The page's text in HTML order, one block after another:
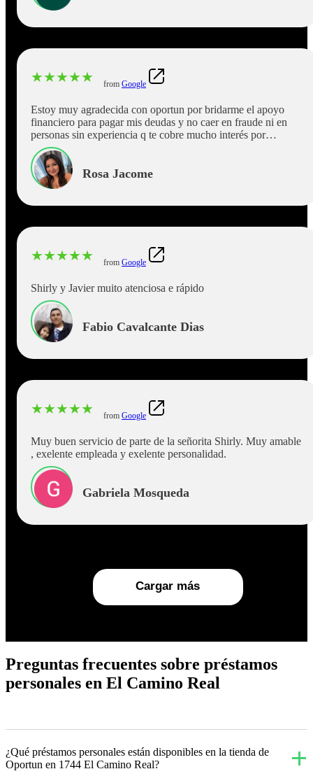
★★★★★ from Google
Estoy muy agradecida con oportun por bridarme el apoyo
financiero para pagar mis deudas y no caer en fraude ni en
personas sin experiencia q te cobre mucho interés por
aprovecharse de tu necesidad ,estoy feliz por la amabilidad de
Rosa Jacome
★★★★★ from Google
Shirly y Javier muito atenciosa e rápido
Fabio Cavalcante Dias
★★★★★ from Google
Muy buen servicio de parte de la señorita Shirly. Muy amable
, exelente empleada y exelente personalidad.
Gabriela Mosqueda
Cargar más
Preguntas frecuentes sobre préstamos
personales en El Camino Real
¿Qué préstamos personales están disponibles en la tienda de
Oportun en 1744 El Camino Real?